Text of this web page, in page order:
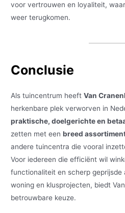
voor vertrouwen en loyaliteit,
weer terugkomen.
Conclusie
Als tuincentrum heeftVan
herkenbare plek verworven in
praktische, doelgerichte en
zetten met eenbreed
andere tuincentra die vooral
Voor iedereen die efficiënt wil
functionaliteit en scherp geprijsde
woning en klusprojecten, biedt
betrouwbare keuze.